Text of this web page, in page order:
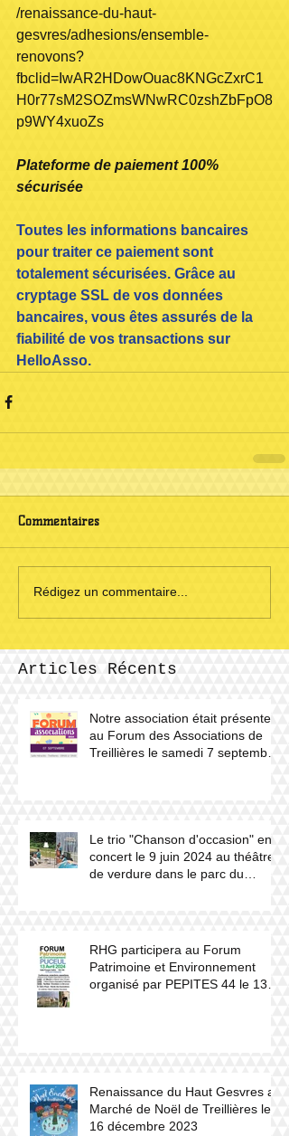
/renaissance-du-haut-
gesvres/adhesions/ensemble-
renovons?
fbclid=IwAR2HDowOuac8KNGcZxrC1
H0r77sM2SOZmsWNwRC0zshZbFpO8
p9WY4xuoZs
Plateforme de paiement 100%
sécurisée
Toutes les informations bancaires
pour traiter ce paiement sont
totalement sécurisées. Grâce au
cryptage SSL de vos données
bancaires, vous êtes assurés de la
fiabilité de vos transactions sur
HelloAsso.
Commentaires
Rédigez un commentaire...
Articles Récents
Notre association était présente
au Forum des Associations de
Treillières le samedi 7 septembre
Le trio "Chanson d'occasion" en
concert le 9 juin 2024 au théâtre
de verdure dans le parc du
RHG participera au Forum
Patrimoine et Environnement
organisé par PEPITES 44 le 13
Renaissance du Haut Gesvres au
Marché de Noël de Treillières le
16 décembre 2023